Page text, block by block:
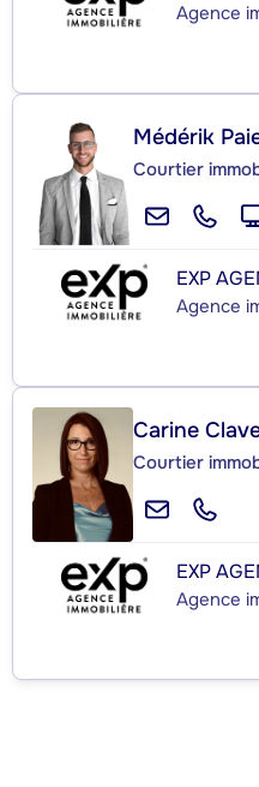
Agence
Médérik
Courtier
EXP
Agence
Carine
Courtier
EXP
Agence